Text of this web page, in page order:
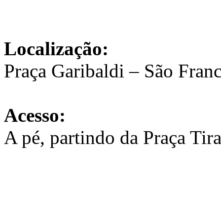
Localização:
Praça Garibaldi – São
Acesso:
A pé, partindo da Praça